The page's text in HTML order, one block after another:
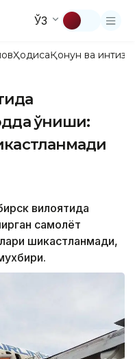
ЎЗ
ҲодисаҚонун ва
қўниши:
вилоятида
самолёт
шикастланмади,